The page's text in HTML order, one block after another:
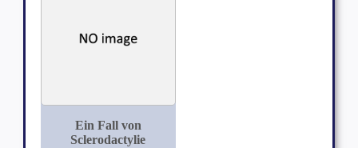
Ein Fall von
Sclerodactylie